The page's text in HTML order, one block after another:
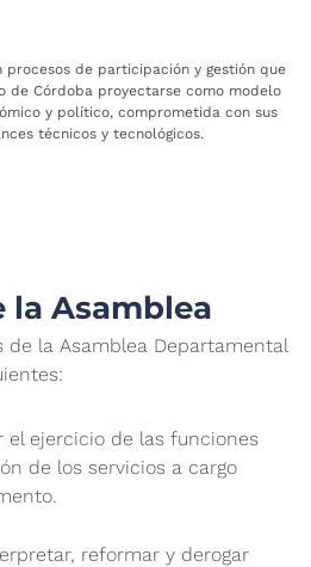
procesos de participación y gestión que
de Córdoba proyectarse como modelo
y político, comprometida con sus
técnicos y tecnológicos.
la Asamblea
de la Asamblea Departamental
el ejercicio de las funciones
de los servicios a cargo
reformar y derogar